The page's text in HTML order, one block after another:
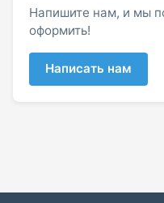
Напишите нам, и мы
оформить!
Написать нам